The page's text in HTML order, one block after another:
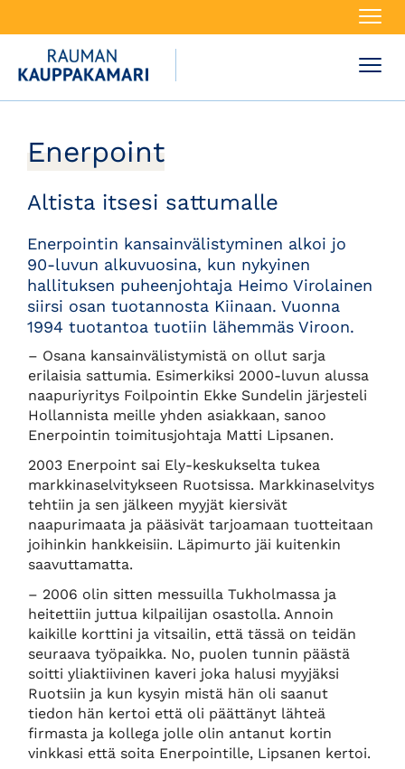
Enerpoint
Altista itsesi sattumalle
Enerpointin kansainvälistyminen alkoi jo
90-luvun alkuvuosina, kun nykyinen
hallituksen puheenjohtaja Heimo Virolainen
siirsi osan tuotannosta Kiinaan. Vuonna
1994 tuotantoa tuotiin lähemmäs Viroon.
– Osana kansainvälistymistä on ollut sarja
erilaisia sattumia. Esimerkiksi 2000-luvun alussa
naapuriyritys Foilpointin Ekke Sundelin järjesteli
Hollannista meille yhden asiakkaan, sanoo
Enerpointin toimitusjohtaja Matti Lipsanen.
2003 Enerpoint sai Ely-keskukselta tukea
markkinaselvitykseen Ruotsissa. Markkinaselvitys
tehtiin ja sen jälkeen myyjät kiersivät
naapurimaata ja pääsivät tarjoamaan tuotteitaan
joihinkin hankkeisiin. Läpimurto jäi kuitenkin
saavuttamatta.
– 2006 olin sitten messuilla Tukholmassa ja
heitettiin juttua kilpailijan osastolla. Annoin
kaikille korttini ja vitsailin, että tässä on teidän
seuraava työpaikka. No, puolen tunnin päästä
soitti yliaktiivinen kaveri joka halusi myyjäksi
Ruotsiin ja kun kysyin mistä hän oli saanut
tiedon hän kertoi että oli päättänyt lähteä
firmasta ja kollega jolle olin antanut kortin
vinkkasi että soita Enerpointille, Lipsanen kertoi.